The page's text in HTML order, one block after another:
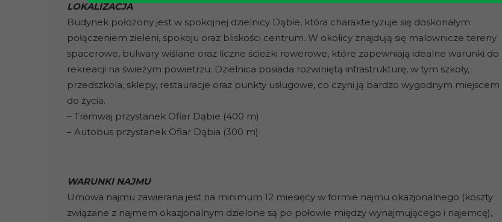
LOKALIZACJA
Budynek położony jest w spokojnej dzielnicy Dąbie, która charakteryzuje się doskonałym
połączeniem zieleni, spokoju oraz bliskości centrum. W okolicy znajdują się malownicze tereny
spacerowe, bulwary wiślane oraz liczne ścieżki rowerowe, które zapewniają idealne warunki do
rekreacji na świeżym powietrzu. Dzielnica posiada rozwiniętą infrastrukturę, w tym szkoły,
przedszkola, sklepy, restauracje oraz punkty usługowe, co czyni ją bardzo wygodnym miejscem
do życia.
– Tramwaj przystanek Ofiar Dąbie (400 m)
– Autobus przystanek Ofiar Dąbia (300 m)
WARUNKI NAJMU
Umowa najmu zawierana jest na minimum 12 miesięcy w formie najmu okazjonalnego (koszty
związane z najmem okazjonalnym dzielone są po połowie między wynajmującego i najemcę),